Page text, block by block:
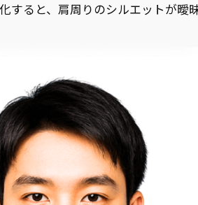
すると、肩周りのシルエットが曖